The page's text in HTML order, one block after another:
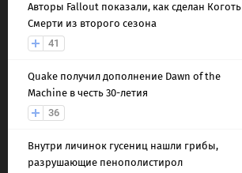
Авторы Fallout показали, как сделан Коготь
Смерти из второго сезона
41
Quake получил дополнение Dawn of the
Machine в честь 30-летия
36
Внутри личинок гусениц нашли грибы,
разрушающие пенополистирол